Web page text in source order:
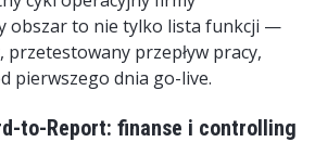
obszar to nie tylko lista funkcji —
przepływ pracy,
pierwszego dnia go-live.
to-Report: finanse i controlling